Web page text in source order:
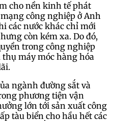
cho nền kinh tế phát
công nghiệp ở Anh
các nước khác chỉ mới
còn kém xa. Do đó,
trong công nghiệp
máy móc hàng hóa
ngành đường sắt và
phương tiện vận
lớn tới sản xuất công
tàu biển cho hầu hết các